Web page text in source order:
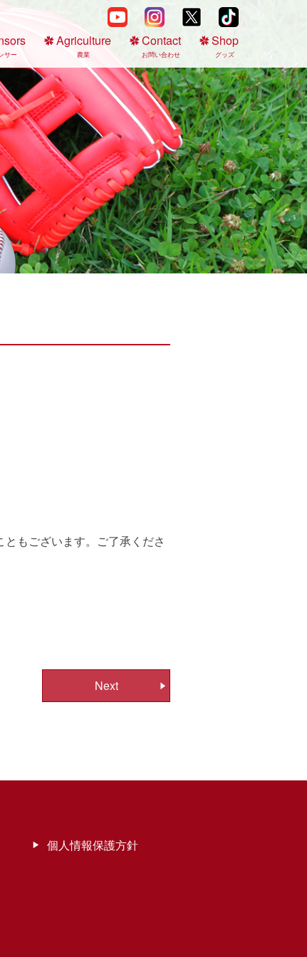
サー
Agriculture
農業
Contact
お問い合わせ
Shop
グッズ
もございます。ご了承くださ
Next
個人情報保護方針